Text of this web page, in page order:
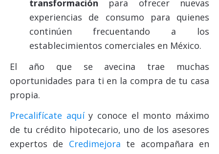
transformación para ofrecer nuevas
experiencias de consumo para quienes
continúen frecuentando a los
establecimientos comerciales en México.
El año que se avecina trae muchas
oportunidades para ti en la compra de tu casa
propia.
Precalifícate aquíy conoce el monto máximo
de tu crédito hipotecario, uno de los asesores
expertos de Credimejora te acompañara en